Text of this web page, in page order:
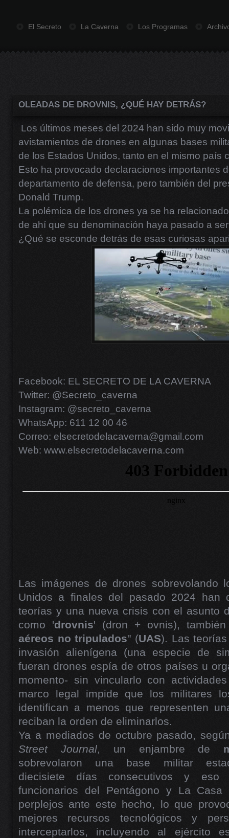
El Secreto La Caverna Los Programas
OLEADAS DE DROVNIS, ¿QUÉ HAY DETRÁS?
Los últimos meses del 2024 han sido muy
avistamientos de drones en algunas bases
de los Estados Unidos, tanto en el mismo país
Esto ha provocado declaraciones importantes
departamento de defensa, pero también del
Donald Trump.
La polémica de los drones ya se ha
de ahí que su denominación haya pasado a
¿Qué se esconde detrás de esas curiosas
Facebook: EL SECRETO DE LA CAVERNA
Twitter: @Secreto_caverna
Instagram: @secreto_caverna
WhatsApp: 611 12 00 46
Correo: elsecretodelacaverna@gmail.com
Web: www.elsecretodelacaverna.com
Las imágenes de drones sobrevolando
Unidos a finales del pasado 2024 han
teorías y una nueva crisis con el asunto
como 'drovnis' (dron + ovnis),
aéreos no tripulados" (UAS). Las
invasión alienígena (una especie de
fueran drones espía de otros países u
momento- sin vincularlo con
marco legal impide que los militares
identifican a menos que representen
reciban la orden de eliminarlos.
Ya a mediados de octubre pasado,
Street Journal, un enjambre de
sobrevolaron una base militar
diecisiete días consecutivos y eso
funcionarios del Pentágono y La Casa
perplejos ante este hecho, lo que
mejores recursos tecnológicos y
interceptarlos, incluyendo al ejército